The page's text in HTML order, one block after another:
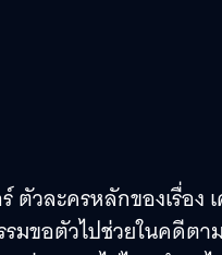
ตัวละครหลักของเรื่อง
มขอตัวไปช่วยในคดีตาม